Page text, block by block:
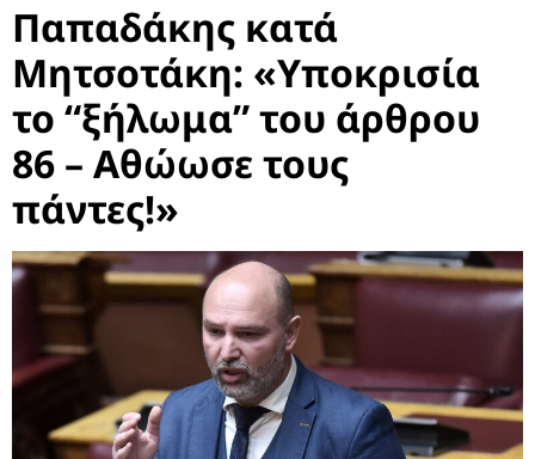
Παπαδάκης κατά
Μητσοτάκη: «Υποκρισία
το “ξήλωμα” του άρθρου
86 – Αθώωσε τους
πάντες!»